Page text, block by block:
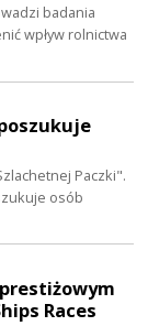
badania
wpływ rolnictwa
Paczki".
osób
Races